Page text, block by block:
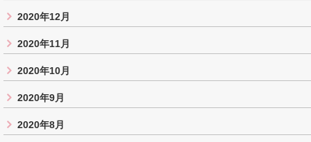
2020年12月
2020年11月
2020年10月
2020年9月
2020年8月